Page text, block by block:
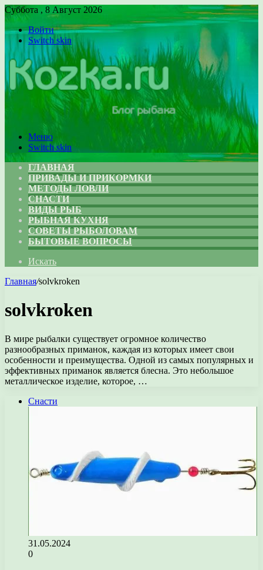
Суббота , 8 Август 2026
Войти
Switch skin
Меню
Switch skin
ГЛАВНАЯ
ПРИВАДЫ И ПРИКОРМКИ
МЕТОДЫ ЛОВЛИ
СНАСТИ
ВИДЫ РЫБ
РЫБНАЯ КУХНЯ
СОВЕТЫ РЫБОЛОВАМ
БЫТОВЫЕ ВОПРОСЫ
Искать
Главная/solvkroken
solvkroken
В мире рыбалки существует огромное количество
разнообразных приманок, каждая из которых имеет свои
особенности и преимущества. Одной из самых популярных и
эффективных приманок является блесна. Это небольшое
металлическое изделие, которое, …
Снасти
31.05.2024
0